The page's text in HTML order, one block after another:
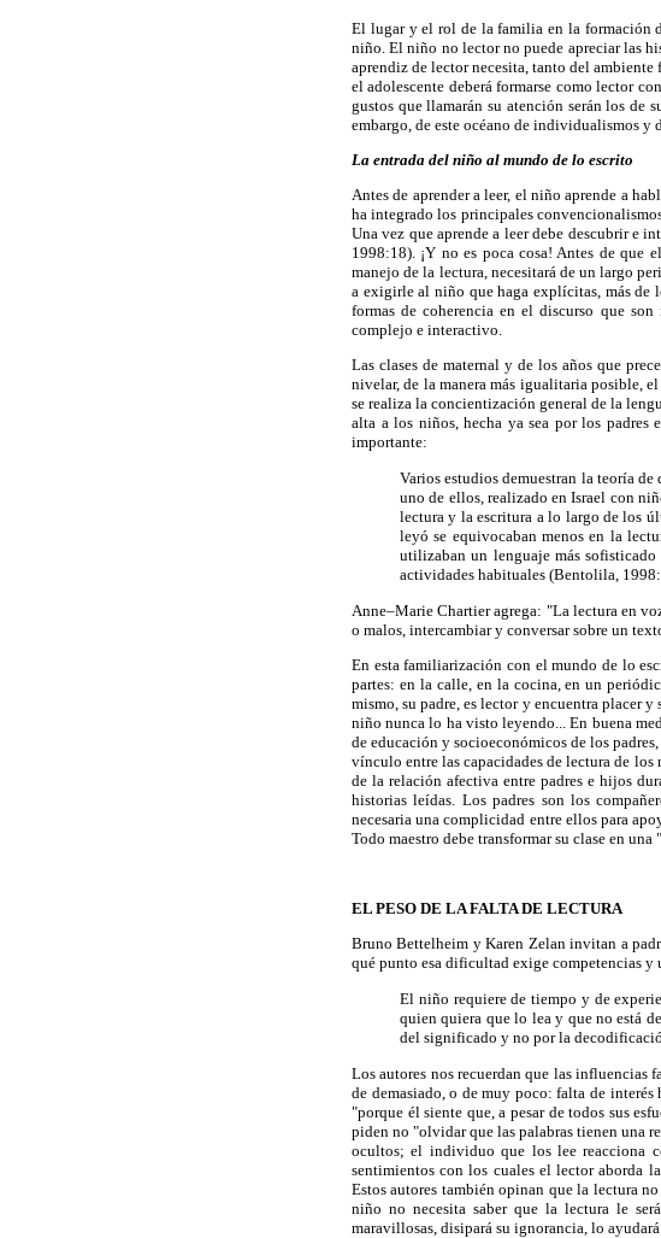
El lugar y el rol de la familia en la formación
niño. El niño no lector no puede apreciar las
aprendiz de lector necesita, tanto del
el adolescente deberá formarse como lector
gustos que llamarán su atención serán los de
embargo, de este océano de individualismos y
La entrada del niño al mundo de lo escrito
Antes de aprender a leer, el niño aprende a
ha integrado los principales
Una vez que aprende a leer debe descubrir e
1998:18). ¡Y no es poca cosa! Antes de
manejo de la lectura, necesitará de un largo
a exigirle al niño que haga explícitas, más de
formas de coherencia en el discurso que
complejo e interactivo.
Las clases de maternal y de los años que
nivelar, de la manera más igualitaria posible,
se realiza la concientización general de la
alta a los niños, hecha ya sea por los
importante:
Varios estudios demuestran la teoría
uno de ellos, realizado en Israel con
lectura y la escritura a lo largo de los
leyó se equivocaban menos en la
utilizaban un lenguaje más
actividades habituales (Bentolila,
Anne–Marie Chartier agrega: "La lectura en
o malos, intercambiar y conversar sobre un
En esta familiarización con el mundo de lo
partes: en la calle, en la cocina, en un
mismo, su padre, es lector y encuentra placer
niño nunca lo ha visto leyendo... En buena
de educación y socioeconómicos de los
vínculo entre las capacidades de lectura de
de la relación afectiva entre padres e hijos
historias leídas. Los padres son los
necesaria una complicidad entre ellos para
Todo maestro debe transformar su clase en
EL PESO DE LA FALTA DE LECTURA
Bruno Bettelheim y Karen Zelan invitan a
qué punto esa dificultad exige competencias y
El niño requiere de tiempo y de
quien quiera que lo lea y que no está
del significado y no por la
Los autores nos recuerdan que las influencias
de demasiado, o de muy poco: falta de
"porque él siente que, a pesar de todos sus
piden no "olvidar que las palabras tienen una
ocultos; el individuo que los lee reacciona
sentimientos con los cuales el lector aborda
Estos autores también opinan que la lectura
niño no necesita saber que la lectura le
maravillosas, disipará su ignorancia, lo